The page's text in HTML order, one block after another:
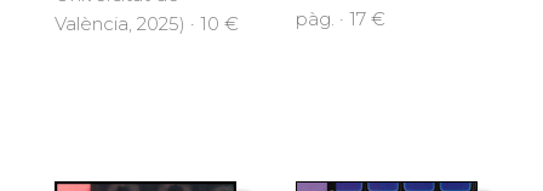
València, 2025) · 10 €
pàg. · 17 €